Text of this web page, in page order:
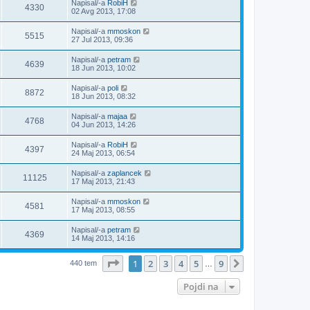
4330 Napisal/-a RobiH
02 Avg 2013, 17:08
5515 Napisal/-a mmoskon
27 Jul 2013, 09:36
4639 Napisal/-a petram
18 Jun 2013, 10:02
8872 Napisal/-a poli
18 Jun 2013, 08:32
4768 Napisal/-a majaa
04 Jun 2013, 14:26
4397 Napisal/-a RobiH
24 Maj 2013, 06:54
11125 Napisal/-a zaplancek
17 Maj 2013, 21:43
4581 Napisal/-a mmoskon
17 Maj 2013, 08:55
4369 Napisal/-a petram
14 Maj 2013, 14:16
440 tem Stran 1od9
1 2 3 4 5 … 9
Pojdi na